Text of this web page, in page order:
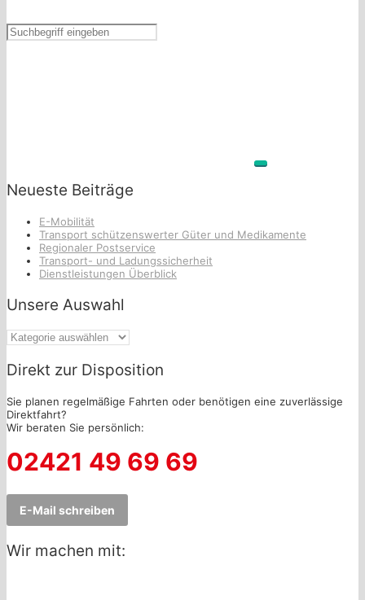
Neueste Beiträge
E-Mobilität
Transport schützenswerter Güter und Medikamente
Regionaler Postservice
Transport- und Ladungssicherheit
Dienstleistungen Überblick
Unsere Auswahl
Unsere
Auswahl
Direkt zur Disposition
Sie planen regelmäßige Fahrten oder benötigen eine zuverlässige
Direktfahrt?
Wir beraten Sie persönlich:
02421 49 69 69
E-Mail schreiben
Wir machen mit: